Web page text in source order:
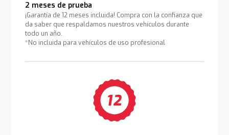
2 meses de prueba
¡Garantía de 12 meses incluida! Compra con la confianza que
da saber que respaldamos nuestros vehículos durante
todo un año.
*No incluida para vehículos de uso profesional